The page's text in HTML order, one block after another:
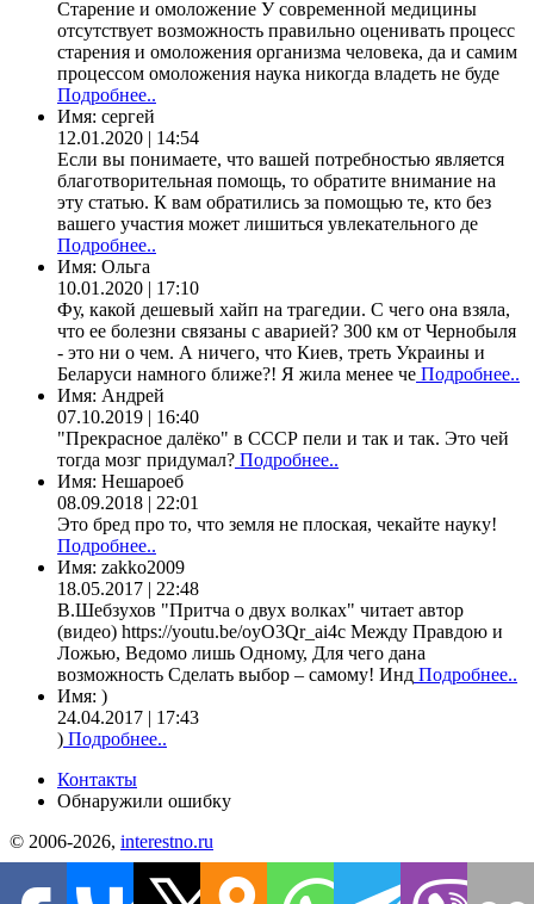
Старение и омоложение У современной медицины
отсутствует возможность правильно оценивать процесс
старения и омоложения организма человека, да и самим
процессом омоложения наука никогда владеть не буде
Подробнее..
Имя: сергей
12.01.2020 | 14:54
Если вы понимаете, что вашей потребностью является
благотворительная помощь, то обратите внимание на
эту статью. К вам обратились за помощью те, кто без
вашего участия может лишиться увлекательного де
Подробнее..
Имя: Ольга
10.01.2020 | 17:10
Фу, какой дешевый хайп на трагедии. С чего она взяла,
что ее болезни связаны с аварией? 300 км от Чернобыля
- это ни о чем. А ничего, что Киев, треть Украины и
Беларуси намного ближе?! Я жила менее че Подробнее..
Имя: Андрей
07.10.2019 | 16:40
"Прекрасное далёко" в СССР пели и так и так. Это чей
тогда мозг придумал? Подробнее..
Имя: Нешароеб
08.09.2018 | 22:01
Это бред про то, что земля не плоская, чекайте науку!
Подробнее..
Имя: zakko2009
18.05.2017 | 22:48
В.Шебзухов "Притча о двух волках" читает автор
(видео) https://youtu.be/oyO3Qr_ai4c Между Правдою и
Ложью, Ведомо лишь Одному, Для чего дана
возможность Сделать выбор – самому! Инд Подробнее..
Имя: )
24.04.2017 | 17:43
) Подробнее..
Контакты
Обнаружили ошибку
© 2006-2026, interestno.ru